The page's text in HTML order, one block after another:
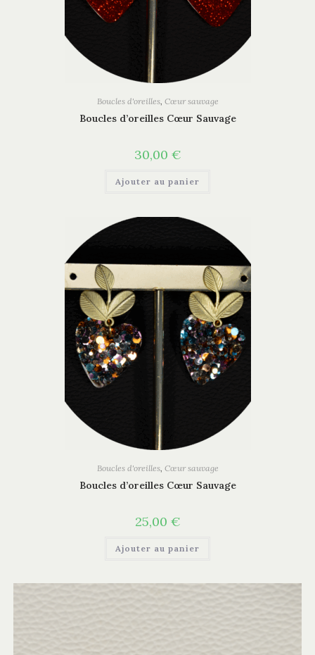
Boucles d'oreilles, Cœur sauvage
Boucles d’oreilles Cœur Sauvage
30,00 €
Ajouter au panier
Boucles d'oreilles, Cœur sauvage
Boucles d’oreilles Cœur Sauvage
25,00 €
Ajouter au panier